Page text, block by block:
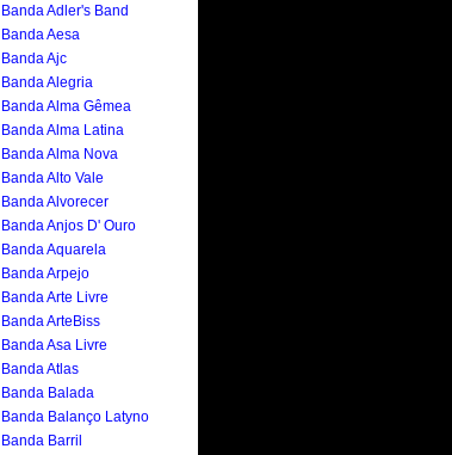
Banda Adler's Band
Banda Aesa
Banda Ajc
Banda Alegria
Banda Alma Gêmea
Banda Alma Latina
Banda Alma Nova
Banda Alto Vale
Banda Alvorecer
Banda Anjos D' Ouro
Banda Aquarela
Banda Arpejo
Banda Arte Livre
Banda ArteBiss
Banda Asa Livre
Banda Atlas
Banda Balada
Banda Balanço Latyno
Banda Barril